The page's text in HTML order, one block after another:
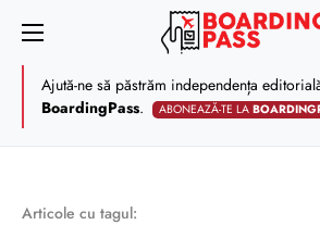
Ajută-ne să păstrăm independența
BoardingPass. ABONEAZĂ-TE LA
Articole cu tagul: